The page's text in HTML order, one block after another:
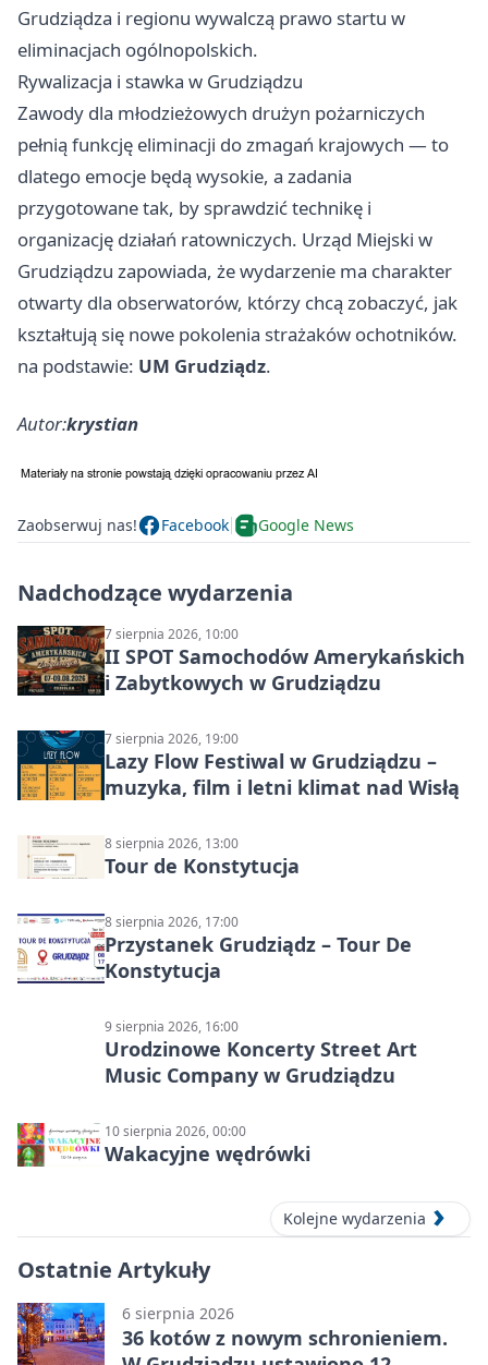
Grudziądza i regionu wywalczą prawo startu w
eliminacjach ogólnopolskich.
Rywalizacja i stawka w Grudziądzu
Zawody dla młodzieżowych drużyn pożarniczych
pełnią funkcję eliminacji do zmagań krajowych — to
dlatego emocje będą wysokie, a zadania
przygotowane tak, by sprawdzić technikę i
organizację działań ratowniczych. Urząd Miejski w
Grudziądzu zapowiada, że wydarzenie ma charakter
otwarty dla obserwatorów, którzy chcą zobaczyć, jak
kształtują się nowe pokolenia strażaków ochotników.
na podstawie: UM Grudziądz.
Autor:krystian
Zaobserwuj nas! Facebook Google News
Nadchodzące wydarzenia
7 sierpnia 2026, 10:00
II SPOT Samochodów Amerykańskich
i Zabytkowych w Grudziądzu
7 sierpnia 2026, 19:00
Lazy Flow Festiwal w Grudziądzu –
muzyka, film i letni klimat nad Wisłą
8 sierpnia 2026, 13:00
Tour de Konstytucja
8 sierpnia 2026, 17:00
Przystanek Grudziądz – Tour De
Konstytucja
9 sierpnia 2026, 16:00
Urodzinowe Koncerty Street Art
Music Company w Grudziądzu
10 sierpnia 2026, 00:00
Wakacyjne wędrówki
Kolejne wydarzenia
Ostatnie Artykuły
6 sierpnia 2026
36 kotów z nowym schronieniem.